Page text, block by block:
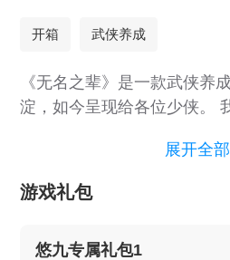
开箱 武侠养成
《无名之辈》是一款武侠养
淀，如今呈现给各位少侠。
亲身体验。 这里不仅有经典
还有交友、集结、pk等多种
你的门派发扬光大~ 华山论
助力，哪一位是你心中的白
展开全部
游戏礼包
悠九专属礼包1